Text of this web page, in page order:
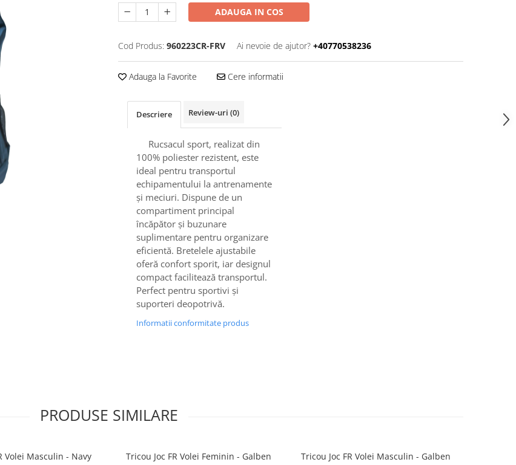
ADAUGA IN COS
Cod Produs: 960223CR-FRV Ai nevoie de ajutor? +40770538236
Adauga la Favorite Cere informatii
Descriere Review-uri (0)
Rucsacul sport, realizat din
100% poliester rezistent, este
ideal pentru transportul
echipamentului la antrenamente
și meciuri. Dispune de un
compartiment principal
încăpător și buzunare
suplimentare pentru organizare
eficientă. Bretelele ajustabile
oferă confort sporit, iar designul
compact facilitează transportul.
Perfect pentru sportivi și
suporteri deopotrivă.
Informatii conformitate produs
PRODUSE SIMILARE
Volei Masculin - Navy Tricou Joc FR Volei Feminin - Galben Tricou Joc FR Volei Masculin - Galben